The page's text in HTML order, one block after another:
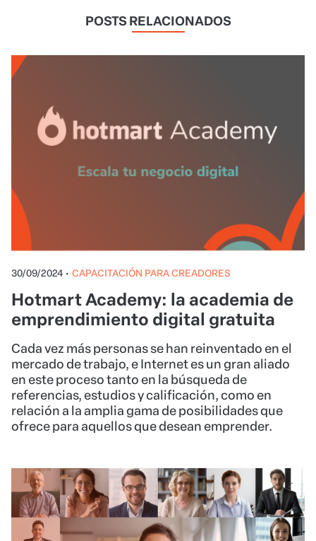
POSTS RELACIONADOS
30/09/2024 • CAPACITACIÓN PARA CREADORES
Hotmart Academy: la academia de
emprendimiento digital gratuita
Cada vez más personas se han reinventado en el
mercado de trabajo, e Internet es un gran aliado
en este proceso tanto en la búsqueda de
referencias, estudios y calificación, como en
relación a la amplia gama de posibilidades que
ofrece para aquellos que desean emprender.